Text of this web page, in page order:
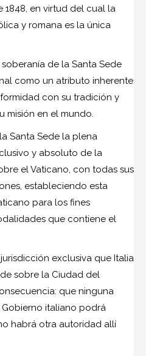
en virtud del cual la
y romana es la única
de la Santa Sede
como un atributo inherente
con su tradición y
misión en el mundo.
Santa Sede la plena
y absoluto de la
el Vaticano, con todas sus
estableciendo esta
para los fines
que contiene el
exclusiva que Italia
sobre la Ciudad del
que ninguna
italiano podrá
habrá otra autoridad allí